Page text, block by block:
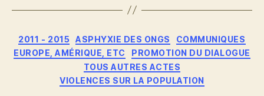
Catégories
2011 - 2015 ASPHYXIE DES ONGS
COMMUNIQUES
EUROPE, AMÉRIQUE, ETC
PROMOTION DU DIALOGUE
TOUS AUTRES ACTES
VIOLENCES SUR LA POPULATION